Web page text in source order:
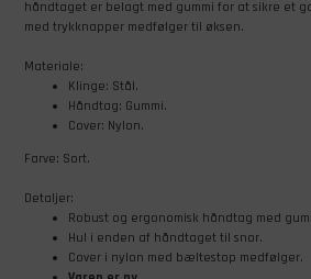
håndtaget er belagt med gummi for at sikre et
med trykknapper medfølger til øksen.
Materiale:
Klinge: Stål.
Håndtag: Gummi.
Cover: Nylon.
Farve: Sort.
Detaljer:
Robust og ergonomisk håndtag med
Hul i enden af håndtaget til snor.
Cover i nylon med bæltestop medfølger.